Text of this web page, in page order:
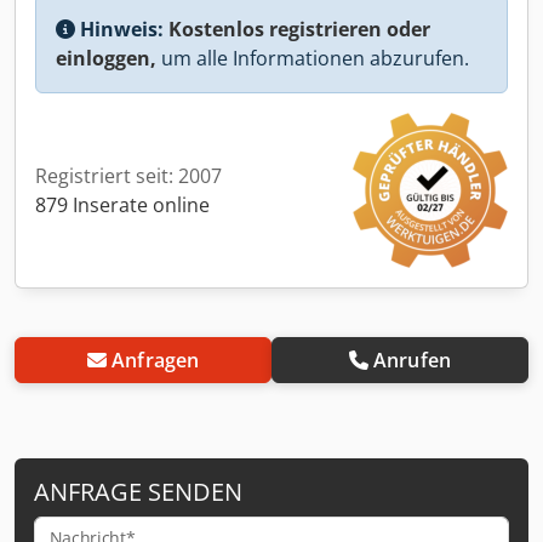
Hinweis: Kostenlos registrieren oder
einloggen, um alle Informationen abzurufen.
Registriert seit: 2007
879 Inserate online
Anfragen Anrufen
ANFRAGE SENDEN